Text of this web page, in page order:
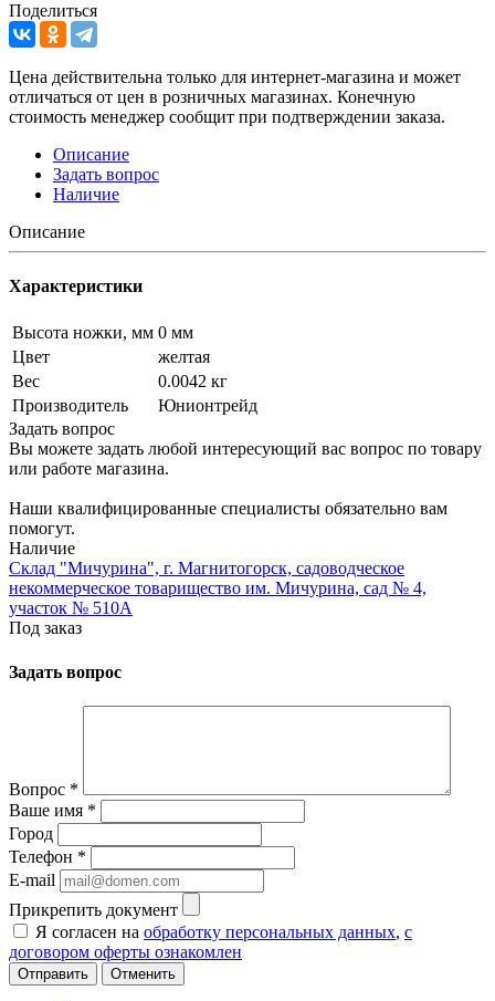
Поделиться
Цена действительна только для интернет-магазина и может
отличаться от цен в розничных магазинах. Конечную
стоимость менеджер сообщит при подтверждении заказа.
Описание
Задать вопрос
Наличие
Описание
Характеристики
Высота ножки, мм 0 мм
Цвет
желтая
Вес
0.0042 кг
Производитель
Юнионтрейд
Задать вопрос
Вы можете задать любой интересующий вас вопрос по товару
или работе магазина.
Наши квалифицированные специалисты обязательно вам
помогут.
Наличие
Склад "Мичурина", г. Магнитогорск, садоводческое
некоммерческое товарищество им. Мичурина, сад № 4,
участок № 510А
Под заказ
Задать вопрос
Вопрос *
Ваше имя *
Город
Телефон *
E-mail
Прикрепить документ
Я согласен на обработку персональных данных, с
договором оферты ознакомлен
Отменить